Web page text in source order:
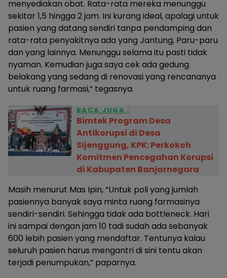
menyediakan obat. Rata-rata mereka menunggu
sekitar 1,5 hingga 2 jam. Ini kurang ideal, apalagi untuk
pasien yang datang sendiri tanpa pendamping dan
rata-rata penyakitnya ada yang Jantung, Paru-paru
dan yang lainnya. Menunggu selama itu pasti tidak
nyaman. Kemudian juga saya cek ada gedung
belakang yang sedang di renovasi yang rencananya
untuk ruang farmasi,” tegasnya.
BACA JUGA :
Bimtek Program Desa
Antikorupsi di Desa
Sijenggung, KPK: Perkokoh
Komitmen Pencegahan Korupsi
di Kabupaten Banjarnegara
Masih menurut Mas Ipin, “Untuk poli yang jumlah
pasiennya banyak saya minta ruang farmasinya
sendiri-sendiri. Sehingga tidak ada bottleneck. Hari
ini sampai dengan jam 10 tadi sudah ada sebanyak
600 lebih pasien yang mendaftar. Tentunya kalau
seluruh pasien harus mengantri di sini tentu akan
terjadi penumpukan,” paparnya.